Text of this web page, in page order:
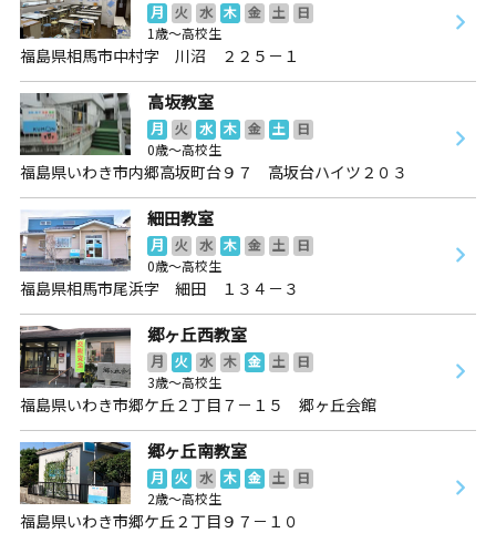
月 火 水 木 金 土
日
1歳～高校生
福島県相馬市中村字 川沼 ２２５－１
高坂教室
月 火 水 木 金 土
日
0歳～高校生
福島県いわき市内郷高坂町台９７ 高坂台ハイツ２０３
細田教室
月 火 水 木 金 土
日
0歳～高校生
福島県相馬市尾浜字 細田 １３４－３
郷ヶ丘西教室
月 火 水 木 金 土
日
3歳～高校生
福島県いわき市郷ケ丘２丁目７－１５ 郷ヶ丘会館
郷ヶ丘南教室
月 火 水 木 金 土
日
2歳～高校生
福島県いわき市郷ケ丘２丁目９７－１０